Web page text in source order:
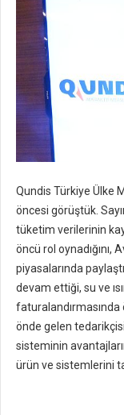
Qundis Türkiye Ülke
öncesi görüştük.
tüketim verilerinin
öncü rol oynadığını,
piyasalarında
devam ettiği, su ve
önde gelen
sisteminin
ürün ve sistemlerini